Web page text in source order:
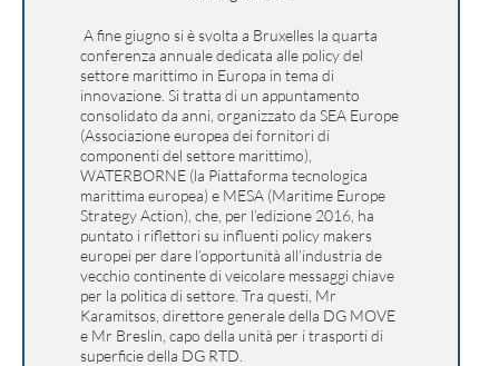
A fine giugno si è svolta a Bruxelles la quarta
conferenza annuale dedicata alle policy del
settore marittimo in Europa in tema di
innovazione. Si tratta di un appuntamento
consolidato da anni, organizzato da SEA Europe
(Associazione europea dei fornitori di
componenti del settore marittimo),
WATERBORNE (la Piattaforma tecnologica
marittima europea) e MESA (Maritime Europe
Strategy Action), che, per l’edizione 2016, ha
puntato i riflettori su influenti policy makers
europei per dare l’opportunità all’industria de
vecchio continente di veicolare messaggi chiave
per la politica di settore. Tra questi, Mr
Karamitsos, direttore generale della DG MOVE
e Mr Breslin, capo della unità per i trasporti di
superficie della DG RTD.